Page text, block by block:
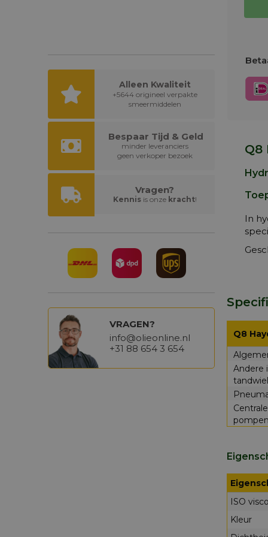
Alleen Kwaliteit
+5644 origineel verpakte
smeermiddelen
Bespaar Tijd & Geld
minder leveranciers
geen verkoper bezoek
Vragen?
Kennisis onze kracht!
VRAGEN?
info@olieonline.nl
+31 88 654 3 654
Q8
In
Q8
Andere
ISO
Kleur